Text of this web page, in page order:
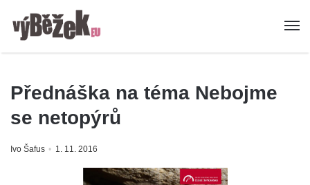
Přednáška na téma Nebojme
se netopýrů
Ivo Šafus 1. 11. 2016